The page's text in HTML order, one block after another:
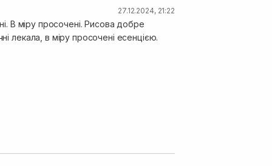
27.12.2024, 21:22
В міру просочені. Рисова добре
лекала, в міру просочені есенцією.